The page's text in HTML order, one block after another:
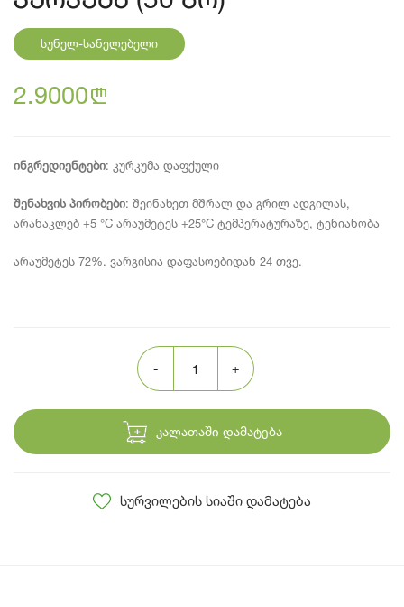
სუნელ-სანელებელი
2.9000n
ინგრედიენტები: კურკუმა დაფქული
შენახვის პირობები: შეინახეთ მშრალ და გრილ ადგილას,
არანაკლებ +5 °C არაუმეტეს +25°C ტემპერატურაზე, ტენიანობა
არაუმეტეს 72%. ვარგისია დაფასოებიდან 24 თვე.
კალათაში დამატება
სურვილების სიაში დამატება